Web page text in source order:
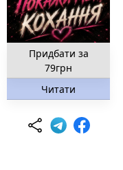
Придбати за
79грн
Читати